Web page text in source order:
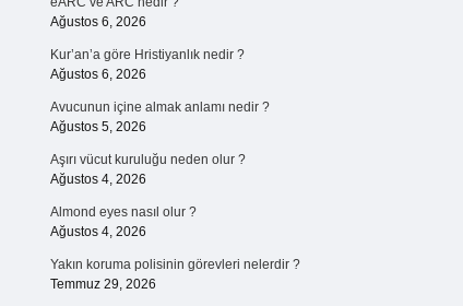
Ağustos 6, 2026
Kur’an’a göre Hristiyanlık nedir ?
Ağustos 6, 2026
Avucunun içine almak anlamı nedir ?
Ağustos 5, 2026
Aşırı vücut kuruluğu neden olur ?
Ağustos 4, 2026
Almond eyes nasıl olur ?
Ağustos 4, 2026
Yakın koruma polisinin görevleri nelerdir ?
Temmuz 29, 2026